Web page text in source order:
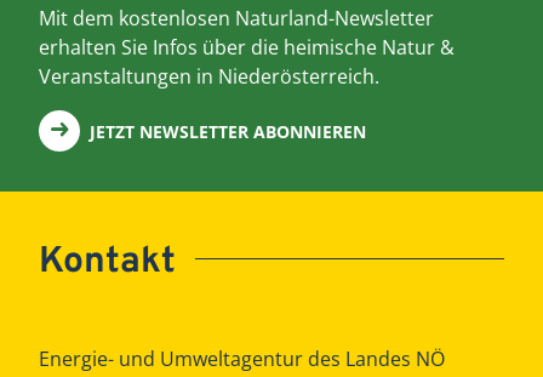
Mit dem kostenlosen Naturland-Newsletter
erhalten Sie Infos über die heimische Natur &
Veranstaltungen in Niederösterreich.
JETZT NEWSLETTER ABONNIEREN
Kontakt
Energie- und Umweltagentur des Landes NÖ